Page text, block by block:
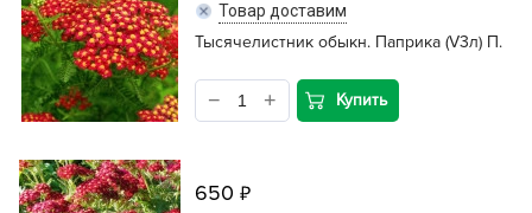
Товар доставим
Тысячелистник обыкн. Паприка (V3л) П.
Купить
650